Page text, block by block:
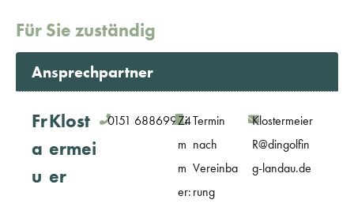
Für Sie zuständig
Ansprechpartner
Fr
a
u
Klost
ermei
er
0151 68869964
Zi
m
m
er:
Termin
nach
Vereinba
rung
Klostermeier
R@dingolfin
g-landau.de